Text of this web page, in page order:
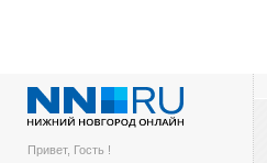
Привет, Гость !